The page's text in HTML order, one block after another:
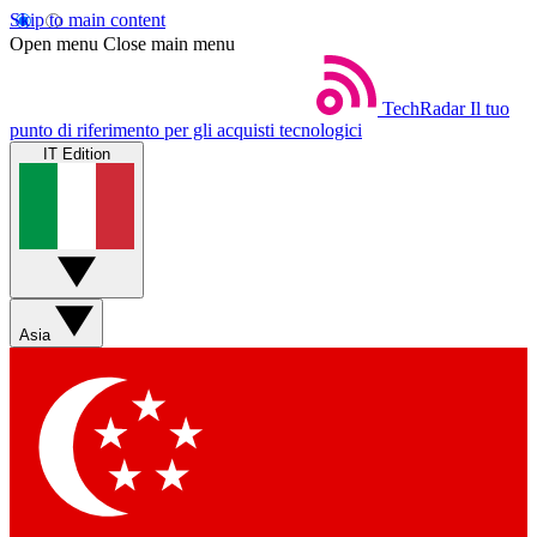
Skip to main content
Open menu Close main menu
TechRadar Il tuo
punto di riferimento per gli acquisti tecnologici
IT Edition
Asia